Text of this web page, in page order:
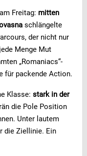
Freitag: mitten
schlängelte
der nicht nur
Menge Mut
„Romaniacs“-
für packende Action.
Klasse: stark in der
die Pole Position
Unter lautem
die Ziellinie. Ein